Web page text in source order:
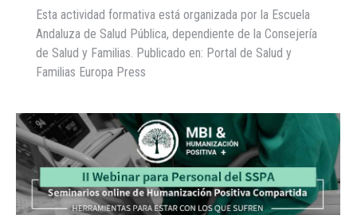
Esta actividad formativa está organizada por la Escuela
Andaluza de Salud Pública, dependiente de la Consejería
de Salud y Familias. Publicado en: Portal de Salud y
Familias Europa Press